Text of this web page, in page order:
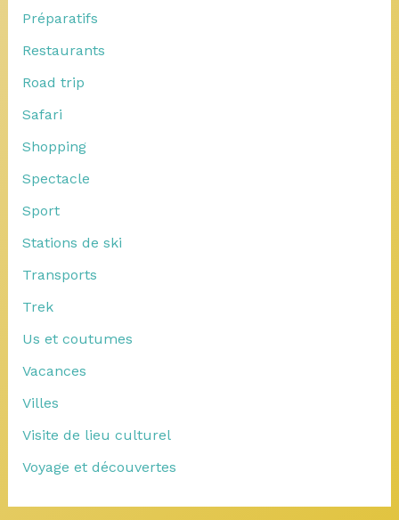
Préparatifs
Restaurants
Road trip
Safari
Shopping
Spectacle
Sport
Stations de ski
Transports
Trek
Us et coutumes
Vacances
Villes
Visite de lieu culturel
Voyage et découvertes